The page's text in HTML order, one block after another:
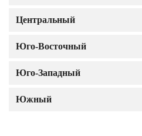
Центральный
Юго-Восточный
Юго-Западный
Южный